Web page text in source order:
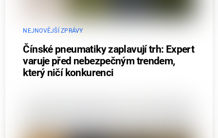
NEJNOVĚJŠÍ ZPRÁVY
Čínské pneumatiky zaplavují trh: Expert
varuje před nebezpečným trendem,
který ničí konkurenci